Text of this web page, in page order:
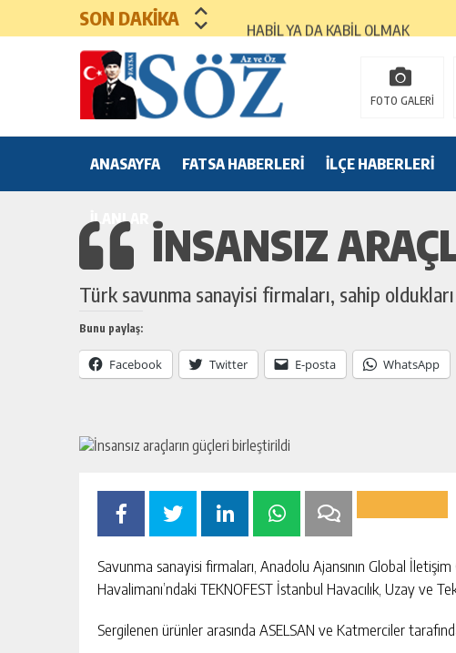
SON DAKİKA
HABİL YA DA KABİL OLMAK
MEZUNİYET TÖRENLERİ
FOTO GALERİ
ANASAYFA FATSA HABERLERİ İLÇE HABERLERİ
İLANLAR İNSANSIZ
Türk savunma sanayisi firmaları, sahip
Bunu paylaş:
Facebook Twitter E-posta WhatsApp
Savunma sanayisi firmaları, Anadolu Ajansının Global
Havalimanı’ndaki TEKNOFEST İstanbul Havacılık, Uzay ve
Sergilenen ürünler arasında ASELSAN ve Katmerciler